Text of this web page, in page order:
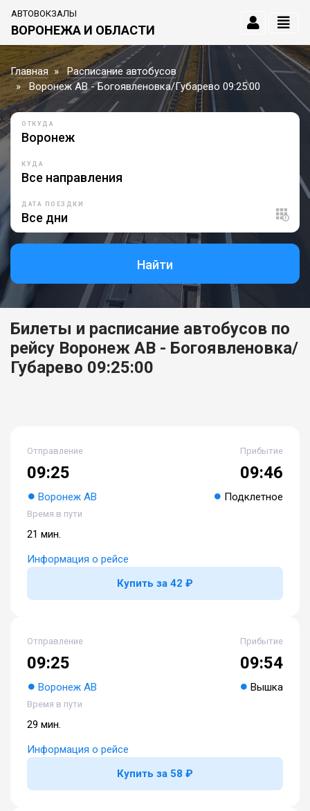
АВТОВОКЗАЛЫ
ВОРОНЕЖА И ОБЛАСТИ
Главная
Расписание автобусов
Воронеж АВ - Богоявленовка/Губарево 09:25:00
ОТКУДА
КУДА
ДАТА ПОЕЗДКИ
Найти
Билеты и расписание автобусов по
рейсу Воронеж АВ - Богоявленовка/
Губарево 09:25:00
Отправление
09:25
Воронеж АВ
Прибытие
09:46
Подклетное
Время в пути
21 мин.
Информация о рейсе
Купить за 42 ₽
Отправление
09:25
Воронеж АВ
Прибытие
09:54
Вышка
Время в пути
29 мин.
Информация о рейсе
Купить за 58 ₽